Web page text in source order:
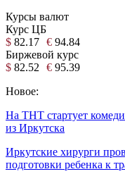
Курсы валют
Курс ЦБ
$ 82.17 € 94.84
Биржевой курс
$ 82.52 € 95.39
Новое:
На ТНТ стартует
из Иркутска
Иркутские хирурги
подготовки ребенка к